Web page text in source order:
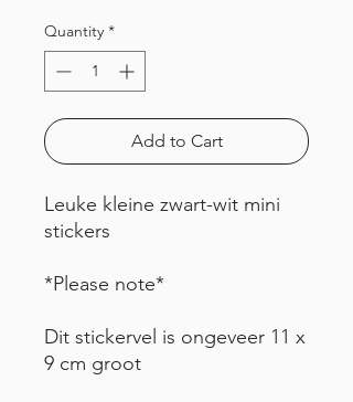
Quantity *
Add to Cart
Leuke kleine zwart-wit mini
stickers
*Please note*
Dit stickervel is ongeveer 11 x
9 cm groot